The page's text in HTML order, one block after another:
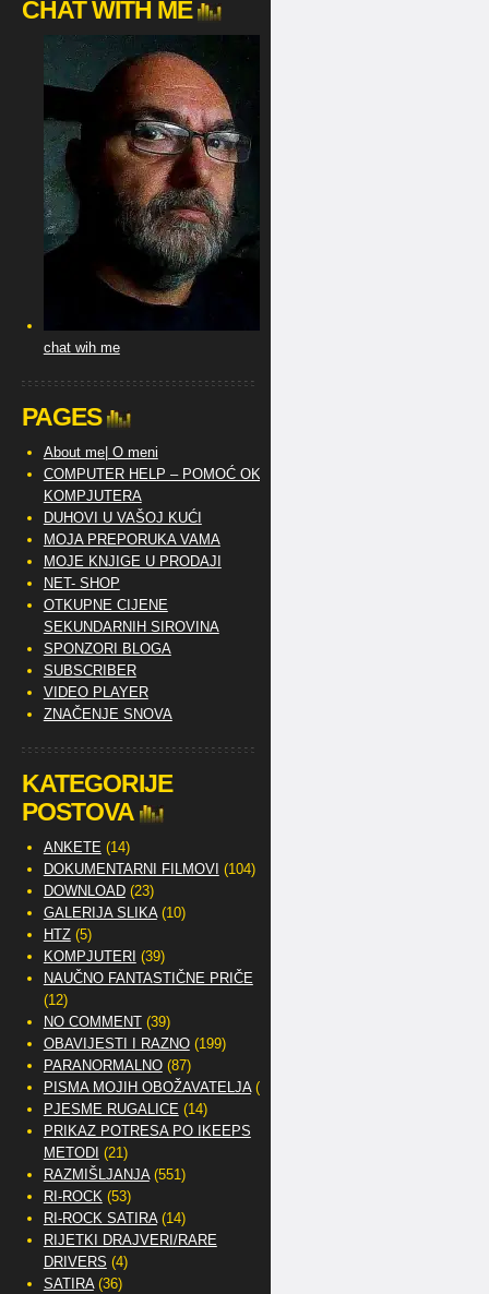
CHAT WITH ME
chat wih me
PAGES
About me| O meni
COMPUTER HELP – POMOĆ OKO
KOMPJUTERA
DUHOVI U VAŠOJ KUĆI
MOJA PREPORUKA VAMA
MOJE KNJIGE U PRODAJI
NET- SHOP
OTKUPNE CIJENE
SEKUNDARNIH SIROVINA
SPONZORI BLOGA
SUBSCRIBER
VIDEO PLAYER
ZNAČENJE SNOVA
KATEGORIJE
POSTOVA
ANKETE (14)
DOKUMENTARNI FILMOVI (104)
DOWNLOAD(23)
GALERIJA SLIKA(10)
HTZ(5)
KOMPJUTERI (39)
NAUČNO FANTASTIČNE PRIČE
(12)
NO COMMENT(39)
OBAVIJESTI I RAZNO(199)
PARANORMALNO(87)
PISMA MOJIH OBOŽAVATELJA(2)
PJESME RUGALICE (14)
PRIKAZ POTRESA PO IKEEPS
METODI (21)
RAZMIŠLJANJA(551)
RI-ROCK(53)
RI-ROCK SATIRA(14)
RIJETKI DRAJVERI/RARE
DRIVERS (4)
SATIRA(36)